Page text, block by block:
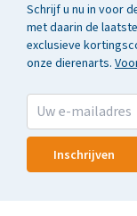
Schrijf u nu in voor
met daarin de
exclusieve
onze dierenarts.
Inschrijven